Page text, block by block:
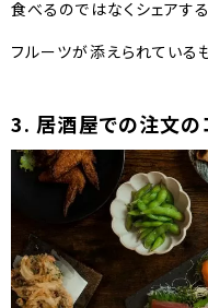
食べるのではなくシェアす
フルーツが添えられている
3. 居酒屋での注文の